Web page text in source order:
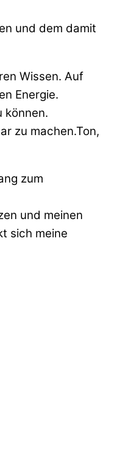
und dem damit
Wissen. Auf
Energie.
können.
zu machen.Ton,
zum
und meinen
sich meine